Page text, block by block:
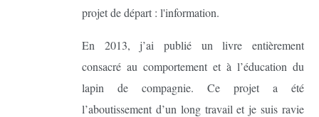
projet de départ : l'information.
En 2013, j’ai publié un livre entièrement
consacré au comportement et à l’éducation du
lapin de compagnie. Ce projet a été
l’aboutissement d’un long travail et je suis ravie